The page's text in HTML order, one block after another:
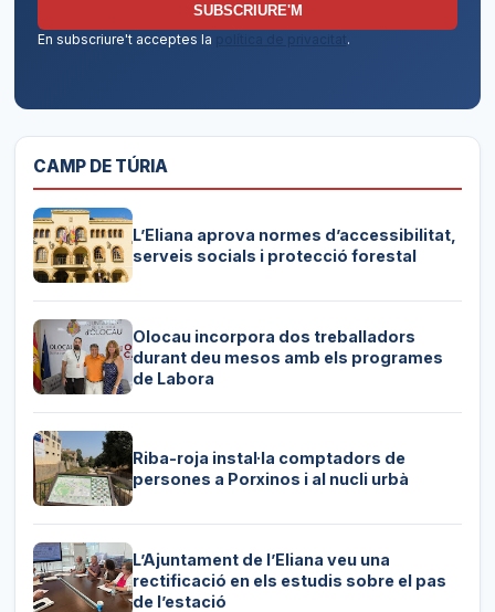
SUBSCRIURE'M
En subscriure't acceptes la
política de privacitat.
CAMP DE TÚRIA
L’Eliana aprova normes d’accessibilitat,
serveis socials i protecció forestal
Olocau incorpora dos treballadors
durant deu mesos amb els programes
de Labora
Riba-roja instal·la comptadors de
persones a Porxinos i al nucli urbà
L’Ajuntament de l’Eliana veu una
rectificació en els estudis sobre el pas
de l’estació